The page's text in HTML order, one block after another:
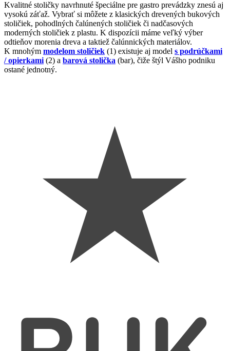
Kvalitné stoličky navrhnuté špeciálne pre gastro prevádzky znesú aj
vysokú záťaž. Vybrať si môžete z klasických drevených bukových
stoličiek, pohodlných čalúnených stoličiek či nadčasových
moderných stoličiek z plastu. K dispozícii máme veľký výber
odtieňov morenia dreva a taktiež čalúnnických materiálov.
K mnohým modelom stoličiek (1) existuje aj model s podrúčkami
/ opierkami (2) a barová stolička (bar), čiže štýl Vášho podniku
ostané jednotný.